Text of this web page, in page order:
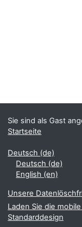
Sie sind als Gast
Startseite
Deutsch ‎(de)‎
Deutsch ‎(de)‎
English ‎(en)‎
Unsere
Laden Sie die
Standarddesign